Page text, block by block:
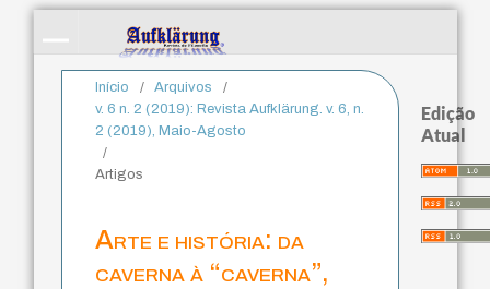
Início / Arquivos
/
v. 6 n. 2 (2019): Revista Aufklärung. v. 6, n.
2 (2019), Maio-Agosto
/
Artigos
Arte e história: da
caverna à “caverna”,
Edição
Atual